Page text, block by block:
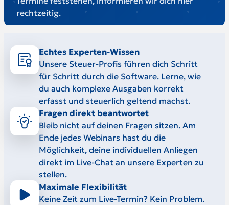
rechtzeitig.
Echtes Experten-Wissen
Unsere Steuer-Profis führen dich Schritt
für Schritt durch die Software. Lerne, wie
du auch komplexe Ausgaben korrekt
erfasst und steuerlich geltend machst.
Fragen direkt beantwortet
Bleib nicht auf deinen Fragen sitzen. Am
Ende jedes Webinars hast du die
Möglichkeit, deine individuellen Anliegen
direkt im Live-Chat an unsere Experten zu
stellen.
Maximale Flexibilität
Keine Zeit zum Live-Termin? Kein Problem.